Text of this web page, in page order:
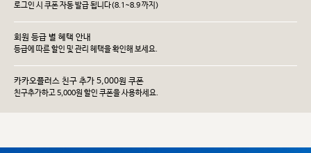
로그인 시 쿠폰 자동 발급 됩니다(8.1~8.9 까지)
회원 등급 별 혜택 안내
등급에 따른 할인 및 관리 헤택을 확인해 보세요.
카카오플러스 친구 추가 5,000원 쿠폰
친구추가하고 5,000원 할인 쿠폰을 사용하세요.